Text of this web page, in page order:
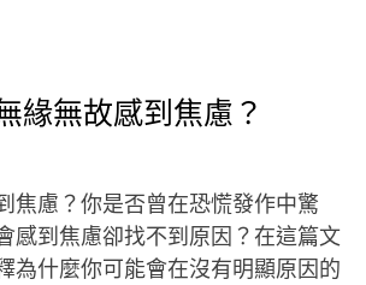
緣無故感到焦慮？
焦慮？你是否曾在恐慌發作中驚
感到焦慮卻找不到原因？在這篇文
為什麼你可能會在沒有明顯原因的